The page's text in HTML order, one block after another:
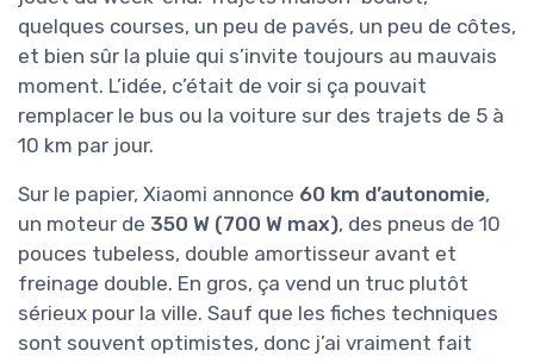
quelques courses, un peu de pavés, un peu de côtes,
et bien sûr la pluie qui s’invite toujours au mauvais
moment. L’idée, c’était de voir si ça pouvait
remplacer le bus ou la voiture sur des trajets de 5 à
10 km par jour.
Sur le papier, Xiaomi annonce 60 km d’autonomie,
un moteur de 350 W (700 W max), des pneus de 10
pouces tubeless, double amortisseur avant et
freinage double. En gros, ça vend un truc plutôt
sérieux pour la ville. Sauf que les fiches techniques
sont souvent optimistes, donc j’ai vraiment fait